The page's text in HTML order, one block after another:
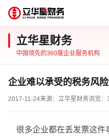
立华星财务
中国领先的360度企业服务机构
企业难以承受的税务风
2017-11-24来源：立华星财务浏览：
很多企业都在丢发票这件